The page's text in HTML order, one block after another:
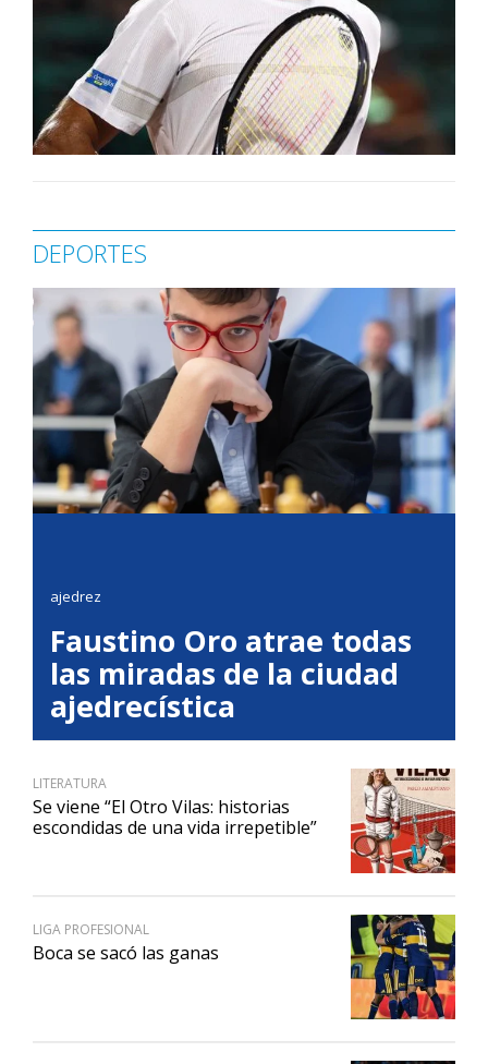
DEPORTES
ajedrez
Faustino Oro atrae todas
las miradas de la ciudad
ajedrecística
LITERATURA
Se viene “El Otro Vilas: historias
escondidas de una vida irrepetible”
LIGA PROFESIONAL
Boca se sacó las ganas